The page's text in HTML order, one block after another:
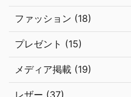
ファッション (18)
プレゼント (15)
メディア掲載 (19)